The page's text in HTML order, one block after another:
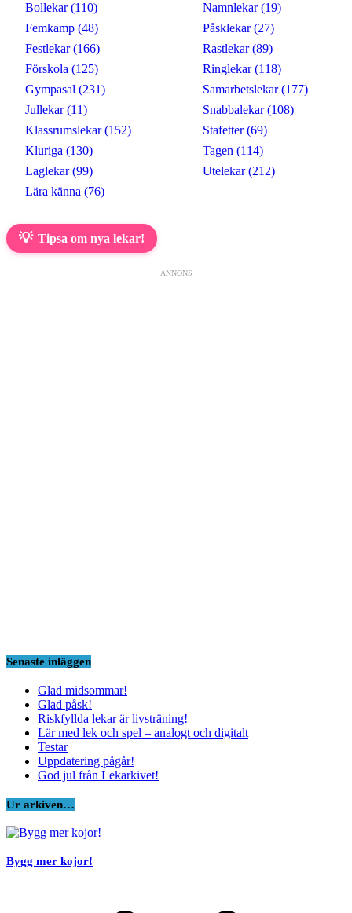
Bollekar (110)
Femkamp (48)
Festlekar (166)
Förskola (125)
Gympasal (231)
Jullekar (11)
Klassrumslekar (152)
Kluriga (130)
Laglekar (99)
Lära känna (76)
Namnlekar (19)
Påsklekar (27)
Rastlekar (89)
Ringlekar (118)
Samarbetslekar (177)
Snabbalekar (108)
Stafetter (69)
Tagen (114)
Utelekar (212)
💡 Tipsa om nya lekar!
ANNONS
Senaste inläggen
Glad midsommar!
Glad påsk!
Riskfyllda lekar är livsträning!
Lär med lek och spel – analogt och digitalt
Testar
Uppdatering pågår!
God jul från Lekarkivet!
Ur arkiven…
Bygg mer kojor!